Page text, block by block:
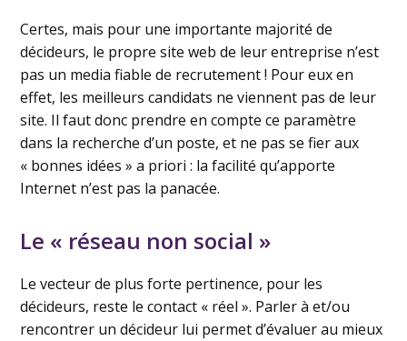
Certes, mais pour une importante majorité de
décideurs, le propre site web de leur entreprise n’est
pas un media fiable de recrutement ! Pour eux en
effet, les meilleurs candidats ne viennent pas de leur
site. Il faut donc prendre en compte ce paramètre
dans la recherche d’un poste, et ne pas se fier aux
« bonnes idées » a priori : la facilité qu’apporte
Internet n’est pas la panacée.
Le « réseau non social »
Le vecteur de plus forte pertinence, pour les
décideurs, reste le contact « réel ». Parler à et/ou
rencontrer un décideur lui permet d’évaluer au mieux